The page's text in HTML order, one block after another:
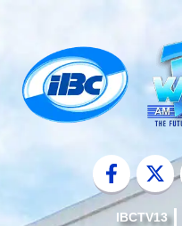
content
IBCTV13